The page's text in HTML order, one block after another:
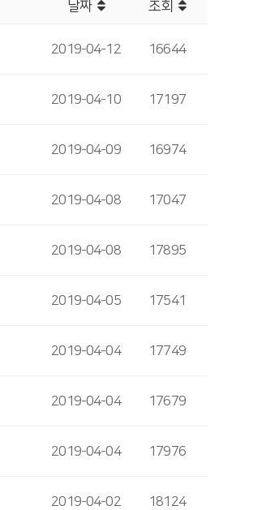
날짜 조회
2019-04-12 16644
2019-04-10 17197
2019-04-09 16974
2019-04-08 17047
2019-04-08 17895
2019-04-05 17541
2019-04-04 17749
2019-04-04 17679
2019-04-04 17976
2019-04-02 18124